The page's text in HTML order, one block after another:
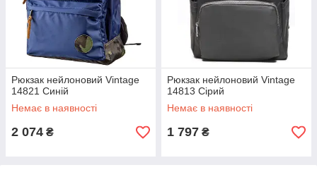
Рюкзак нейлоновий Vintage
14821 Синій
Немає в наявності
2 074 ₴
Рюкзак нейлоновий Vintage
14813 Сірий
Немає в наявності
1 797 ₴